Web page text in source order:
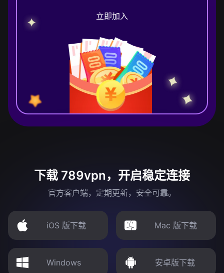
立即加入
下载 789vpn，开启稳定连接
官方客户端，定期更新，安全可靠。
iOS 版下载 Mac 版下载
Windows 安卓版下载